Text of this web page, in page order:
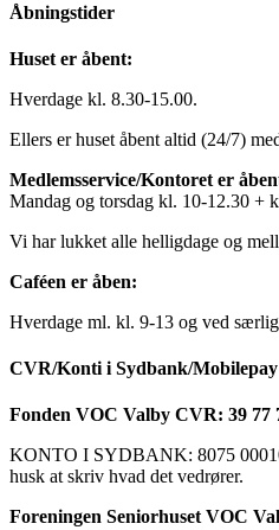
Åbningstider
Huset er åbent:
Hverdage kl. 8.30-15.00.
Ellers er huset åbent altid (24/7)
Medlemsservice/Kontoret er
Mandag og torsdag kl. 10-12.30 +
Vi har lukket alle helligdage og
Caféen er åben:
Hverdage ml. kl. 9-13 og ved
CVR/Konti i Sydbank/Mobilepay
Fonden VOC Valby CVR: 39 77
KONTO I SYDBANK: 8075
husk at skriv hvad det vedrører.
Foreningen Seniorhuset VOC